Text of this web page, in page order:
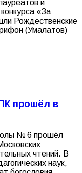
и
«За
Рождественские
(Умалатов)
прошёл в
№ 6 прошёл
чтений. В
наук,